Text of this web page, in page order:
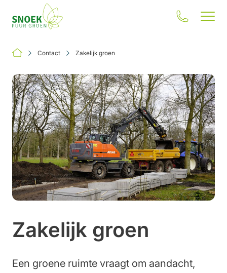
Jouw situatie
Onze oplossingen
Inspiratie
Onze impact
Werken bij
Contact Zakelijk groen
Zakelijk groen
Een groene ruimte vraagt om aandacht,